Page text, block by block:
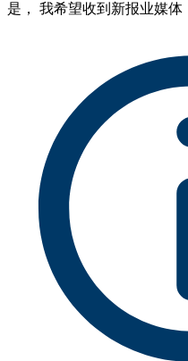
是， 我希望收到新报业媒体